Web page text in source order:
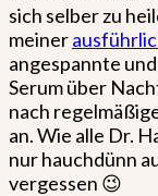
sich selber zu
meiner
angespannte
Serum über
nach
an. Wie alle Dr.
nur hauchdünn
vergessen 😉